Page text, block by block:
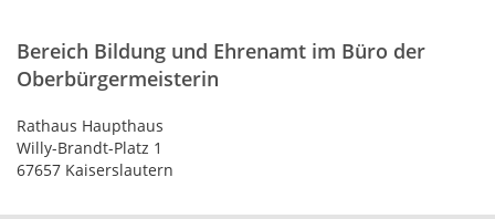
Bereich Bildung und Ehrenamt im Büro der
Oberbürgermeisterin
Rathaus Haupthaus
Willy-Brandt-Platz 1
67657 Kaiserslautern